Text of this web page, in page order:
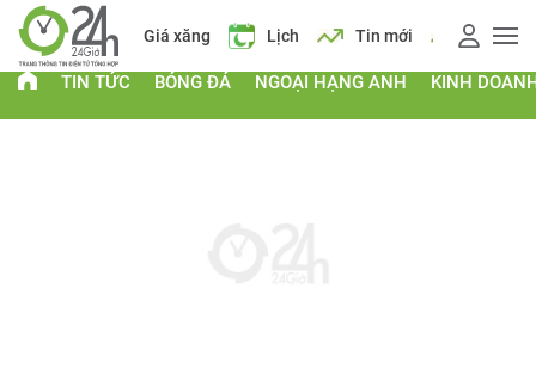
Giá vàng Giá xăng Lịch Tin mới Giá vàng
TIN TỨC BÓNG ĐÁ NGOẠI HẠNG ANH KINH